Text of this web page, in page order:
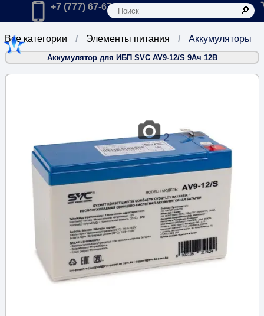
Главная
Позвонить в компанию по телефону:
+7 (777) 67-67-666
Аккумуляторы
Элементы питания
Все категории
Аккумулятор для ИБП SVC AV9-12/S 9Ач 12В
2